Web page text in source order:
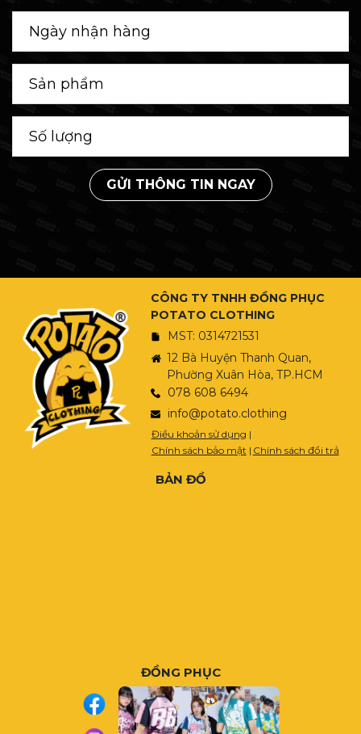
GỬI THÔNG TIN NGAY
CÔNG TY TNHH ĐỒNG PHỤC
POTATO CLOTHING
MST: 0314721531
12 Bà Huyện Thanh Quan,
Phường Xuân Hòa, TP.HCM
078 608 6494
info@potato.clothing
Điều khoản sử dụng |
Chính sách bảo mật | Chính sách đổi trả
BẢN ĐỒ
ĐỒNG PHỤC